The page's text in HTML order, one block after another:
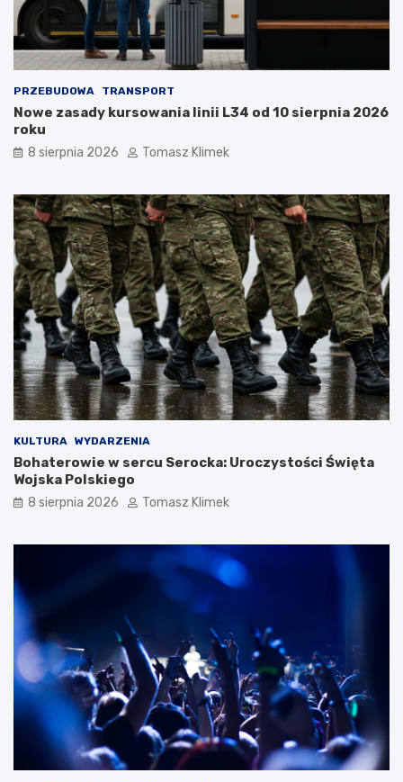
PRZEBUDOWA TRANSPORT
Nowe zasady kursowania linii L34 od 10 sierpnia 2026
roku
8 sierpnia 2026 Tomasz Klimek
KULTURA WYDARZENIA
Bohaterowie w sercu Serocka: Uroczystości Święta
Wojska Polskiego
8 sierpnia 2026 Tomasz Klimek